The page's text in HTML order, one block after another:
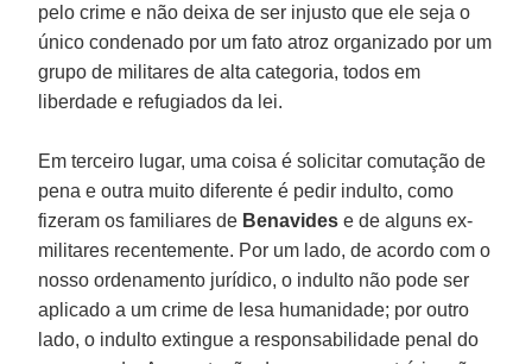
pelo crime e não deixa de ser injusto que ele seja o
único condenado por um fato atroz organizado por um
grupo de militares de alta categoria, todos em
liberdade e refugiados da lei.
Em terceiro lugar, uma coisa é solicitar comutação de
pena e outra muito diferente é pedir indulto, como
fizeram os familiares de Benavides e de alguns ex-
militares recentemente. Por um lado, de acordo com o
nosso ordenamento jurídico, o indulto não pode ser
aplicado a um crime de lesa humanidade; por outro
lado, o indulto extingue a responsabilidade penal do